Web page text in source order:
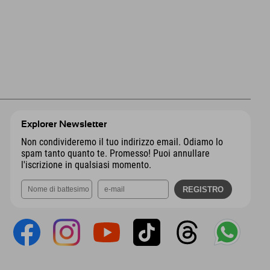
Explorer Newsletter
Non condivideremo il tuo indirizzo email. Odiamo lo
spam tanto quanto te. Promesso! Puoi annullare
l'iscrizione in qualsiasi momento.